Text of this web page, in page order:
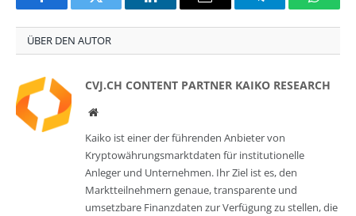
FacebookTwitter LinkedInEmail Telegram
ÜBER DEN AUTOR
CVJ.CH CONTENT PARTNER KAIKO RESEARCH
Website
Kaiko ist einer der führenden Anbieter von
Kryptowährungsmarktdaten für institutionelle
Anleger und Unternehmen. Ihr Ziel ist es, den
Marktteilnehmern genaue, transparente und
umsetzbare Finanzdaten zur Verfügung zu stellen, die